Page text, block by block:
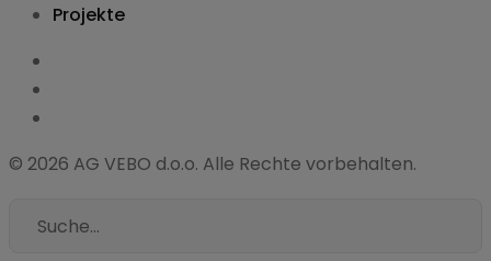
Projekte
© 2026 AG VEBO d.o.o. Alle Rechte vorbehalten.